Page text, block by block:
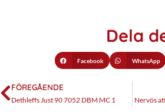
Dela
Facebook WhatsApp
FÖREGÅENDE
Dethleffs Just 90 7052 DBM MC 1 Nervös